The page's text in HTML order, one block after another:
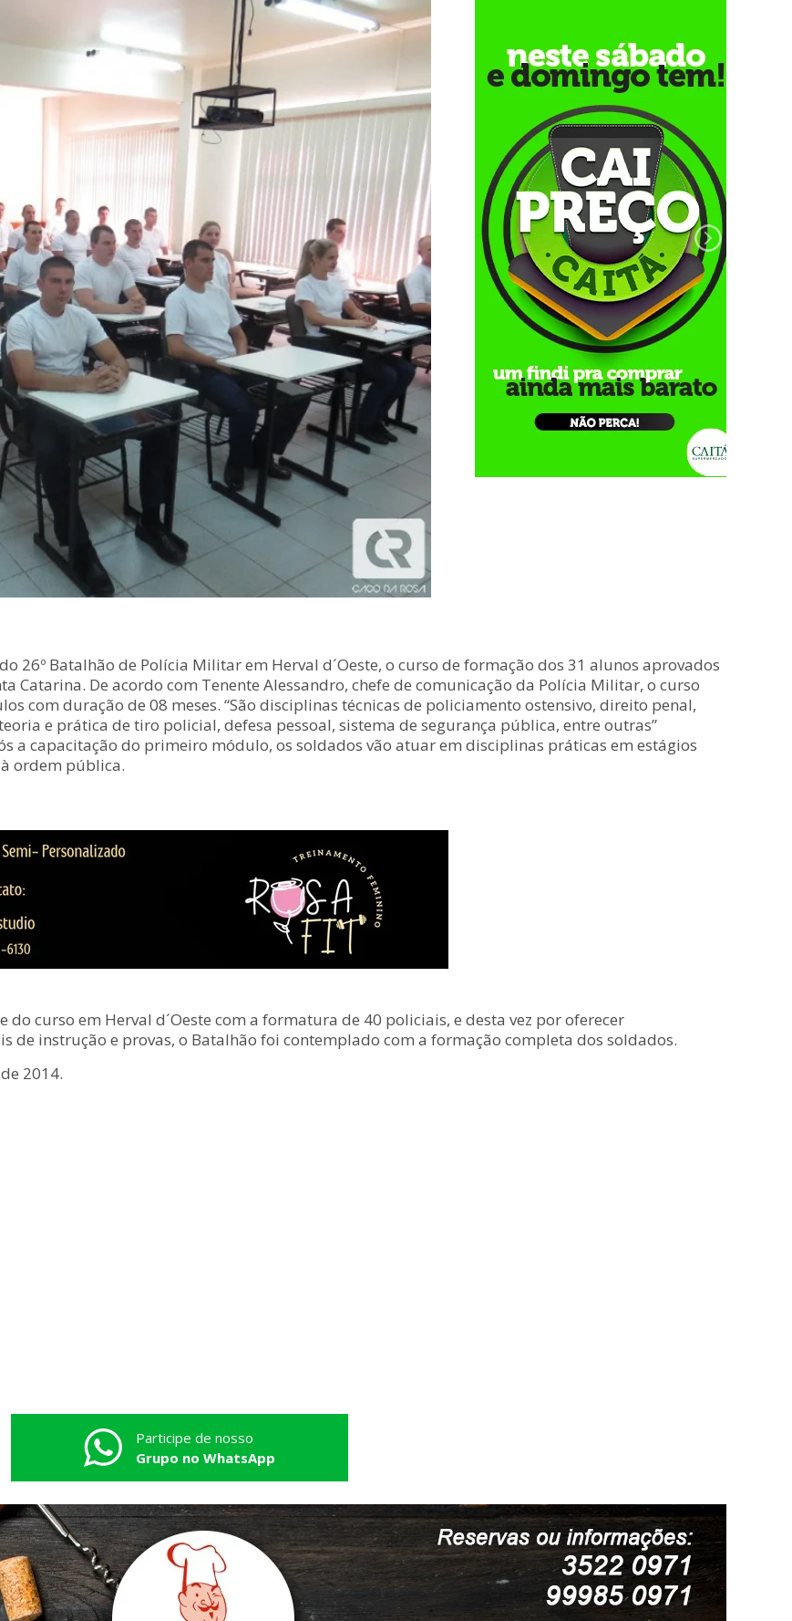
26º Batalhão de Polícia Militar em Herval d´Oeste, o curso de formação dos 31 alunos aprovados
Catarina. De acordo com Tenente Alessandro, chefe de comunicação da Polícia Militar, o curso
com duração de 08 meses. “São disciplinas técnicas de policiamento ostensivo, direito penal,
e prática de tiro policial, defesa pessoal, sistema de segurança pública, entre outras”
a capacitação do primeiro módulo, os soldados vão atuar em disciplinas práticas em estágios
ordem pública.
do curso em Herval d´Oeste com a formatura de 40 policiais, e desta vez por oferecer
de instrução e provas, o Batalhão foi contemplado com a formação completa dos soldados.
2014.
Participe de nosso
Grupo no WhatsApp